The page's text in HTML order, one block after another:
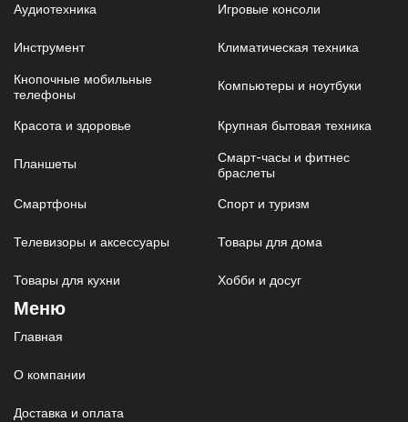
Аудиотехника Игровые консоли
Инструмент Климатическая техника
Кнопочные мобильные
телефоны
Компьютеры и ноутбуки
Красота и здоровье Крупная бытовая техника
Планшеты
Смарт-часы и фитнес
браслеты
Смартфоны Спорт и туризм
Телевизоры и аксессуары Товары для дома
Товары для кухни Хобби и досуг
Меню
Главная
О компании
Доставка и оплата